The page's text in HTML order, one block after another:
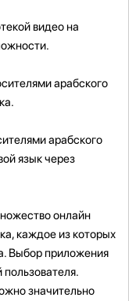
видео на
арабского
арабского
язык через
онлайн
каждое из которых
Выбор приложения
значительно